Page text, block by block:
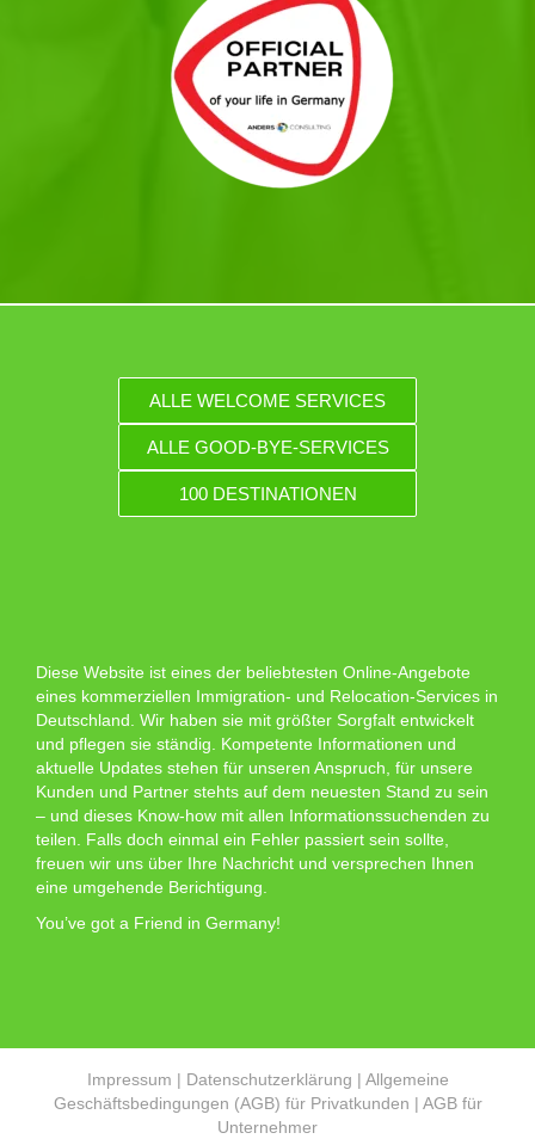
ALLE WELCOME SERVICES
ALLE GOOD-BYE-SERVICES
100 DESTINATIONEN
Diese Website ist eines der beliebtesten Online-Angebote
eines kommerziellen Immigration- und Relocation-Services in
Deutschland. Wir haben sie mit größter Sorgfalt entwickelt
und pflegen sie ständig. Kompetente Informationen und
aktuelle Updates stehen für unseren Anspruch, für unsere
Kunden und Partner stehts auf dem neuesten Stand zu sein
– und dieses Know-how mit allen Informationssuchenden zu
teilen. Falls doch einmal ein Fehler passiert sein sollte,
freuen wir uns über Ihre Nachricht und versprechen Ihnen
eine umgehende Berichtigung.
You’ve got a Friend in Germany!
Impressum | Datenschutzerklärung | Allgemeine
Geschäftsbedingungen (AGB) für Privatkunden | AGB für
Unternehmer